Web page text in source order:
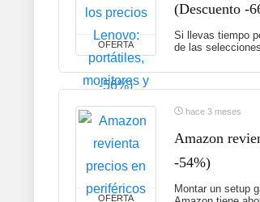
OFERTA
(Descuento -
Si llevas tiempo
de las
OFERTA
hace 3 meses
Amazon
-54%)
Montar un setup